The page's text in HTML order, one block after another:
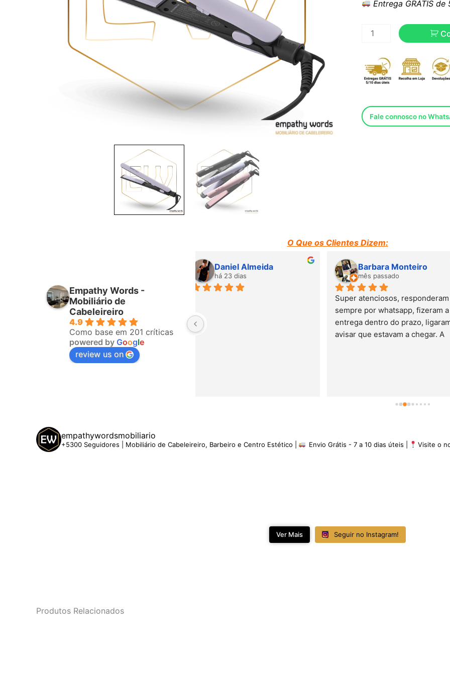
Entrega GRÁTIS de
Fale connosco no
O Que os Clientes Dizem:
Empathy Words -
Mobiliário de
Cabeleireiro
4.9
Como base em 201 críticas
powered by Google
review us on
Sempre muito bem atendido por
todos da equipa! Já é a terceira
vez que compro com eles.
Recomendo!
Susana Barbosa
mês passado
Suzane Moraes
mês passado
Adorei o atendimento.
de ótima qualidade. Entrega
prazo previsto. Adorei e
recomendo.
empathywordsmobiliario
+5300 Seguidores | Mobiliário de Cabeleireiro, Barbeiro e Centro Estético | Envio Grátis - 7 a 10 dias úteis | Visite o
Ver Mais Seguir no Instagram!
Produtos Relacionados